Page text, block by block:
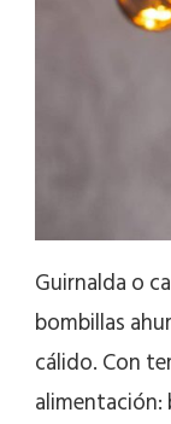
Guirnalda o
bombillas
cálido. Con
alimentación: